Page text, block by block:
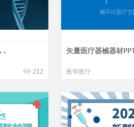
212
矢量医疗器械器材
医学医疗